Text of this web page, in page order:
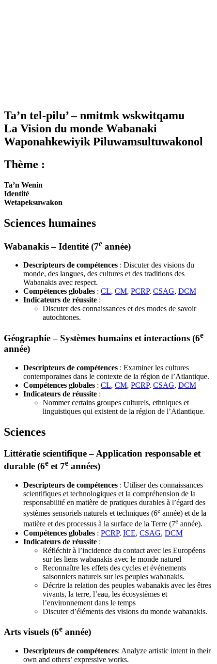
Ta’n tel-pilu’ – nmitmk wskwitqamu
La Vision du monde Wabanaki
Waponahkewiyik Piluwamsultuwakonol
Thème :
Ta’n Wenin
Identité
Wetapeksuwakon
Sciences humaines
Wabanakis – Identité (7e année)
Descripteurs de compétences : Discuter des visions du
monde, des langues, des cultures et des traditions des
Wabanakis avec respect.
Compétences globales : CL, CM, PCRP, CSAG, DCM
Indicateurs de réussite :
Discuter des connaissances et des modes de savoir
autochtones.
Géographie – Systèmes humains et interactions (6e
année)
Descripteurs de compétences : Examiner les cultures
contemporaines dans le contexte de la région de l’Atlantique.
Compétences globales : CL, CM, PCRP, CSAG, DCM
Indicateurs de réussite :
Nommer certains groupes culturels, ethniques et
linguistiques qui existent de la région de l’Atlantique.
Sciences
Littératie scientifique – Application responsable et
durable (6e et 7e années)
Descripteurs de compétences : Utiliser des connaissances
scientifiques et technologiques et la compréhension de la
responsabilité en matière de pratiques durables à l’égard des
systèmes sensoriels naturels et techniques (6e année) et de la
matière et des processus à la surface de la Terre (7e année).
Compétences globales : PCRP, ICE, CSAG, DCM
Indicateurs de réussite :
Réfléchir à l’incidence du contact avec les Européens
sur les liens wabanakis avec le monde naturel
Reconnaître les effets des cycles et événements
saisonniers naturels sur les peuples wabanakis.
Décrire la relation des peuples wabanakis avec les êtres
vivants, la terre, l’eau, les écosystèmes et
l’environnement dans le temps
Discuter d’éléments des visions du monde wabanakis.
Arts visuels (6e année)
Descripteurs de compétences: Analyze artistic intent in their
own and others’ expressive works.